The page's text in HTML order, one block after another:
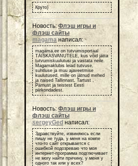
Круто)
Новость: Флэш игры и
флэш сайты
magamaнаписал:
magama.ee on tutvumisportaal
TÄISKASVANUTELE, kus võid jätta
tutvumiskuulutusi ja vastata neile.
Magamaklubis leiad tutvuse,
suhtluse ja muu ajaveetmise
kuulutused, mille on jätnud mehed
ja naised Tallinnast, Tartust ,
Pärnust ja teistest Eesti
piirkondadest.
Новость: Флэш игры и
флэш сайты
sergeyGed написал:
Здравствуйте, извиняюсь если
пишу не туда, у меня на компе
что-то сайт открывается с
ошибкой подозреваю что моя
интернет-программа подглючивает
не могу найти причину, у меня у
одного так или у всех?